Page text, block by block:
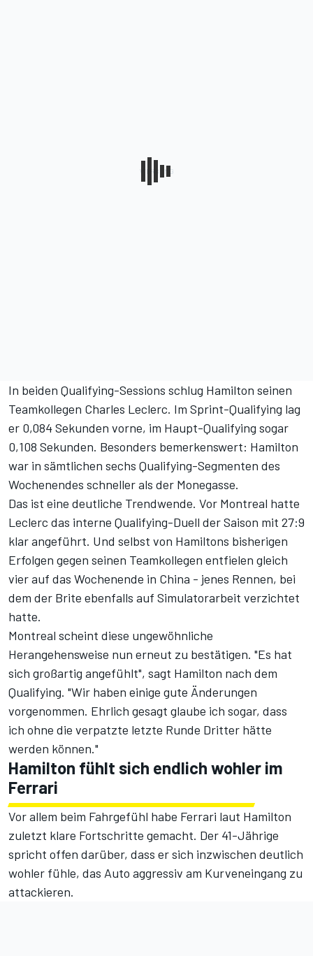
In beiden Qualifying-Sessions schlug Hamilton seinen
Teamkollegen Charles Leclerc. Im Sprint-Qualifying lag
er 0,084 Sekunden vorne, im Haupt-Qualifying sogar
0,108 Sekunden. Besonders bemerkenswert: Hamilton
war in sämtlichen sechs Qualifying-Segmenten des
Wochenendes schneller als der Monegasse.
Das ist eine deutliche Trendwende. Vor Montreal hatte
Leclerc das interne Qualifying-Duell der Saison mit 27:9
klar angeführt. Und selbst von Hamiltons bisherigen
Erfolgen gegen seinen Teamkollegen entfielen gleich
vier auf das Wochenende in China - jenes Rennen, bei
dem der Brite ebenfalls auf Simulatorarbeit verzichtet
hatte.
Montreal scheint diese ungewöhnliche
Herangehensweise nun erneut zu bestätigen. "Es hat
sich großartig angefühlt", sagt Hamilton nach dem
Qualifying. "Wir haben einige gute Änderungen
vorgenommen. Ehrlich gesagt glaube ich sogar, dass
ich ohne die verpatzte letzte Runde Dritter hätte
werden können."
Hamilton fühlt sich endlich wohler im
Ferrari
Vor allem beim Fahrgefühl habe Ferrari laut Hamilton
zuletzt klare Fortschritte gemacht. Der 41-Jährige
spricht offen darüber, dass er sich inzwischen deutlich
wohler fühle, das Auto aggressiv am Kurveneingang zu
attackieren.